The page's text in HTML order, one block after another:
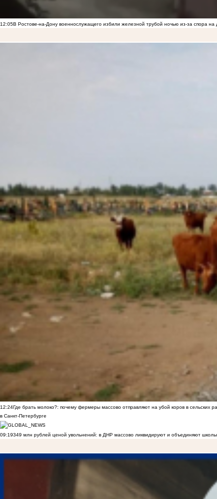
12:05В Ростове-на-Дону военнослужащего избили железной трубой ночью из-за спора на
12:24Где брать молоко?: почему фермеры массово отправляют на убой коров в сельских
в Санкт-Петербурге
09:19349 млн рублей ценой увольнений: в ДНР массово ликвидируют и объединяют